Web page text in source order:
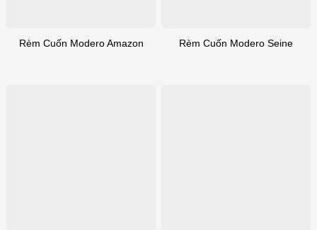
Rèm Cuốn Modero Amazon Rèm Cuốn Modero Seine